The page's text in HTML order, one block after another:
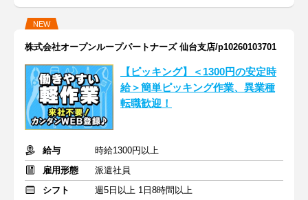
NEW
株式会社オープンループパートナーズ 仙台支店/p10260103701
【ピッキング】＜1300円の安定時
給＞簡単ピッキング作業、異業種
転職歓迎！
給与
時給1300円以上
雇用形態
派遣社員
シフト
週5日以上 1日8時間以上